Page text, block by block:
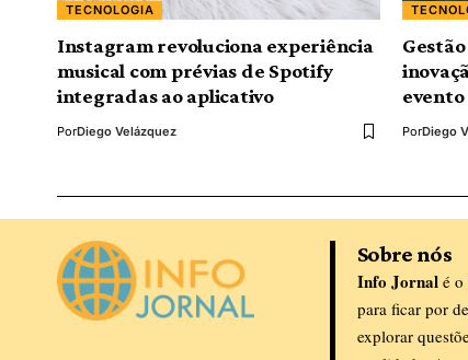
TECNOLOGIA
Instagram revoluciona experiência
musical com prévias de Spotify
integradas ao aplicativo
PorDiego Velázquez PorDiego
Sobre nós
Info Jornalé o
para ficar por
explorar